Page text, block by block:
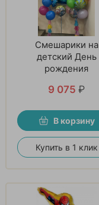
Смешарики на
детский День
рождения
9 075 ₽
В корзину
Купить в 1 клик